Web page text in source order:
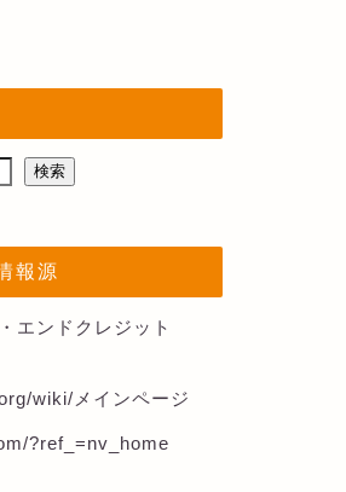
検索
報源
エンドクレジット
wiki/メインページ
?ref_=nv_home